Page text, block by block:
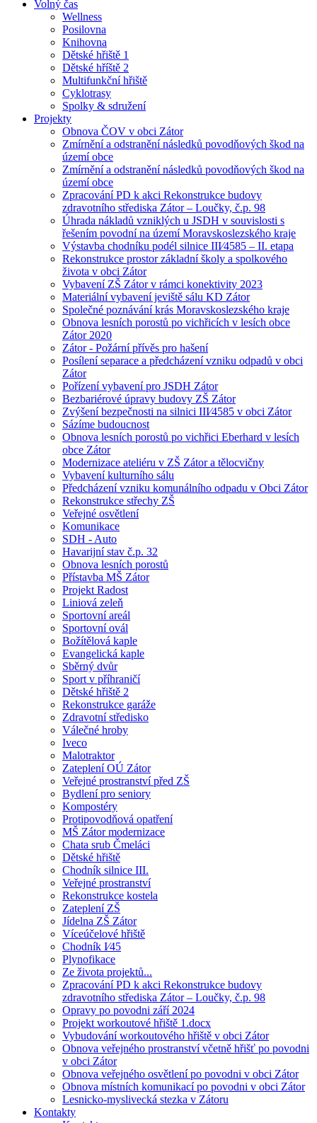
Volný čas
Wellness
Posilovna
Knihovna
Dětské hřiště 1
Dětské hříště 2
Multifunkční hřiště
Cyklotrasy
Spolky & sdružení
Projekty
Obnova ČOV v obci Zátor
Zmírnění a odstranění následků povodňových škod na
území obce
Zmírnění a odstranění následků povodňových škod na
území obce
Zpracování PD k akci Rekonstrukce budovy
zdravotního střediska Zátor – Loučky, č.p. 98
Úhrada nákladů vzniklých u JSDH v souvislosti s
řešením povodní na území Moravskoslezského kraje
Výstavba chodníku podél silnice III⁄4585 – II. etapa
Rekonstrukce prostor základní školy a spolkového
života v obci Zátor
Vybavení ZŠ Zátor v rámci konektivity 2023
Materiální vybavení jeviště sálu KD Zátor
Společné poznávání krás Moravskoslezského kraje
Obnova lesních porostů po vichřicích v lesích obce
Zátor 2020
Zátor - Požární přívěs pro hašení
Posílení separace a předcházení vzniku odpadů v obci
Zátor
Pořízení vybavení pro JSDH Zátor
Bezbariérové úpravy budovy ZŠ Zátor
Zvýšení bezpečnosti na silnici III⁄4585 v obci Zátor
Sázíme budoucnost
Obnova lesních porostů po vichřici Eberhard v lesích
obce Zátor
Modernizace ateliéru v ZŠ Zátor a tělocvičny
Vybavení kulturního sálu
Předcházení vzniku komunálního odpadu v Obci Zátor
Rekonstrukce střechy ZŠ
Veřejné osvětlení
Komunikace
SDH - Auto
Havarijní stav č.p. 32
Obnova lesních porostů
Přístavba MŠ Zátor
Projekt Radost
Liniová zeleň
Sportovní areál
Sportovní ovál
Božítělová kaple
Evangelická kaple
Sběrný dvůr
Sport v příhraničí
Dětské hřiště 2
Rekonstrukce garáže
Zdravotní středisko
Válečné hroby
Iveco
Malotraktor
Zateplení OÚ Zátor
Veřejné prostranství před ZŠ
Bydlení pro seniory
Kompostéry
Protipovodňová opatření
MŠ Zátor modernizace
Chata srub Čmeláci
Dětské hřiště
Chodník silnice III.
Veřejné prostranství
Rekonstrukce kostela
Zateplení ZŠ
Jídelna ZŠ Zátor
Víceúčelové hřiště
Chodník I⁄45
Plynofikace
Ze života projektů...
Zpracování PD k akci Rekonstrukce budovy
zdravotního střediska Zátor – Loučky, č.p. 98
Opravy po povodni září 2024
Projekt workoutové hřiště 1.docx
Vybudování workoutového hřiště v obci Zátor
Obnova veřejného prostranství včetně hřišť po povodni
v obci Zátor
Obnova veřejného osvětlení po povodni v obci Zátor
Obnova místních komunikací po povodni v obci Zátor
Lesnicko-myslivecká stezka v Zátoru
Kontakty